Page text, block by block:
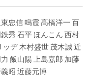
忠信鳴霞 髙橋洋一 百
秀 石平 ほんこん 西村
ッヂ木村盛世 茂木誠近
飯山陽上島嘉郎 加藤
昭 近藤元博